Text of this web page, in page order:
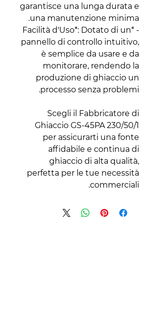
garantisce una lunga durata e
una manutenzione minima.
- *Facilità d'Uso*: Dotato di un
pannello di controllo intuitivo,
è semplice da usare e da
monitorare, rendendo la
produzione di ghiaccio un
processo senza problemi.
Scegli il Fabbricatore di
Ghiaccio GS-45PA 230/50/1
per assicurarti una fonte
affidabile e continua di
ghiaccio di alta qualità,
perfetta per le tue necessità
commerciali.